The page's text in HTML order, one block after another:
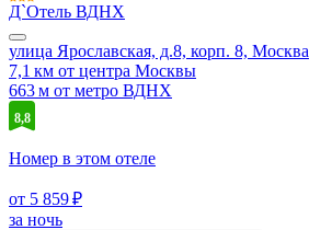
Д`Отель ВДНХ
улица Ярославская, д.8, корп. 8, Москва
7,1 км от центра Москвы
663 м от метро ВДНХ
8,8
Номер в этом отеле
от 5 859 ₽
за ночь